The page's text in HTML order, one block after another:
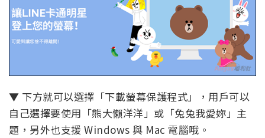
▼ 下方就可以選擇「下載螢幕保護程式」，用戶可以
自己選擇要使用「熊大懶洋洋」或「兔兔我愛妳」主
題，另外也支援 Windows 與 Mac 電腦哦。